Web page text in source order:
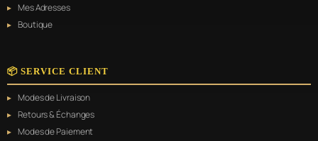
Mes Adresses
Boutique
📦 SERVICE CLIENT
Modes de Livraison
Retours & Échanges
Modes de Paiement